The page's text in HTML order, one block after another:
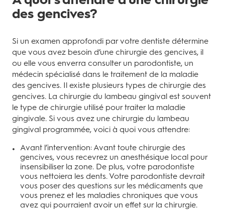
des gencives?
Si un examen approfondi par votre dentiste détermine
que vous avez besoin d’une chirurgie des gencives, il
ou elle vous enverra consulter un parodontiste, un
médecin spécialisé dans le traitement de la maladie
des gencives. Il existe plusieurs types de chirurgie des
gencives. La chirurgie du lambeau gingival est souvent
le type de chirurgie utilisé pour traiter la maladie
gingivale. Si vous avez une chirurgie du lambeau
gingival programmée, voici à quoi vous attendre:
Avant l’intervention: Avant toute chirurgie des
gencives, vous recevrez un anesthésique local pour
insensibiliser la zone. De plus, votre parodontiste
vous nettoiera les dents. Votre parodontiste devrait
vous poser des questions sur les médicaments que
vous prenez et les maladies chroniques que vous
avez qui pourraient avoir un effet sur la chirurgie.